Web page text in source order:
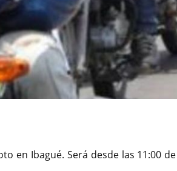
en Ibagué. Será desde las 11:00